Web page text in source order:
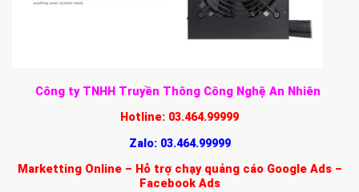
Công ty TNHH Truyền Thông Công Nghệ An Nhiên
Hotline: 03.464.99999
Zalo: 03.464.99999
Marketting Online – Hỗ trợ chạy quảng cáo Google Ads –
Facebook Ads